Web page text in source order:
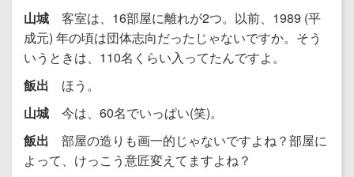
山城 客室は、16部屋に離れが2つ。以前、1989 (平
成元) 年の頃は団体志向だったじゃないですか。そう
いうときは、110名くらい入ってたんですよ。
飯出 ほう。
山城 今は、60名でいっぱい(笑)。
飯出 部屋の造りも画一的じゃないですよね？部屋に
よって、けっこう意匠変えてますよね？